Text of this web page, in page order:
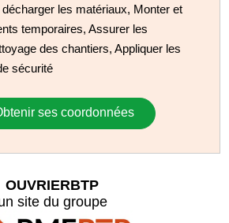
les matériaux, Monter et
temporaires, Assurer les
des chantiers, Appliquer les
sécurité
ses coordonnées
OUVRIERBTP
site du groupe